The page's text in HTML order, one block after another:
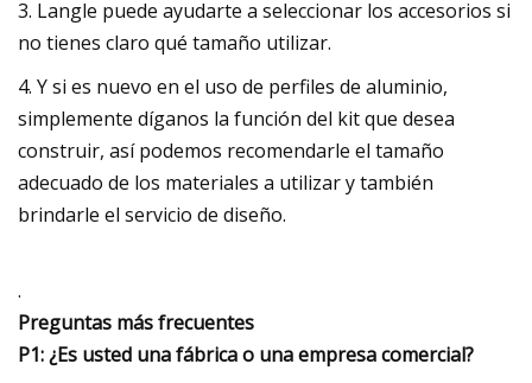
3. Langle puede ayudarte a seleccionar los accesorios si
no tienes claro qué tamaño utilizar.
4. Y si es nuevo en el uso de perfiles de aluminio,
simplemente díganos la función del kit que desea
construir, así podemos recomendarle el tamaño
adecuado de los materiales a utilizar y también
brindarle el servicio de diseño.
.
Preguntas más frecuentes
P1: ¿Es usted una fábrica o una empresa comercial?